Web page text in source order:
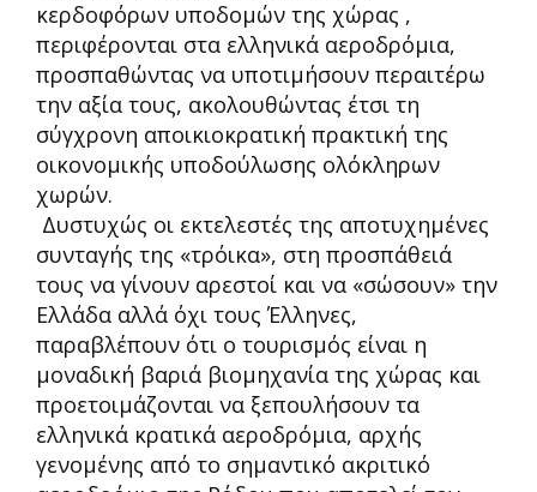
κερδοφόρων υποδομών της χώρας ,
περιφέρονται στα ελληνικά αεροδρόμια,
προσπαθώντας να υποτιμήσουν περαιτέρω
την αξία τους, ακολουθώντας έτσι τη
σύγχρονη αποικιοκρατική πρακτική της
οικονομικής υποδούλωσης ολόκληρων
χωρών.
Δυστυχώς οι εκτελεστές της αποτυχημένες
συνταγής της «τρόικα», στη προσπάθειά
τους να γίνουν αρεστοί και να «σώσουν» την
Ελλάδα αλλά όχι τους Έλληνες,
παραβλέπουν ότι ο τουρισμός είναι η
μοναδική βαριά βιομηχανία της χώρας και
προετοιμάζονται να ξεπουλήσουν τα
ελληνικά κρατικά αεροδρόμια, αρχής
γενομένης από το σημαντικό ακριτικό